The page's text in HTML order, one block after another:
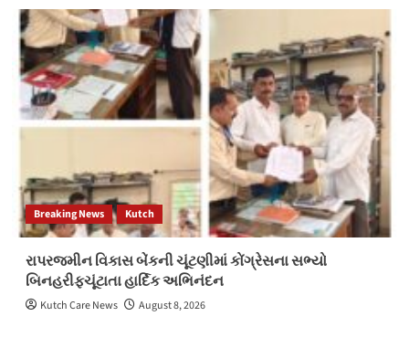
Breaking News Kutch
રાપરજમીન વિકાસ બેંકની ચૂંટણીમાં કોંગ્રેસના સભ્યો
બિનહરીફચૂંટાતા હાર્દિક અભિનંદન
Kutch Care News August 8, 2026